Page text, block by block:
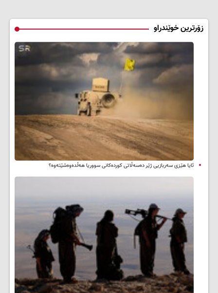
زۆرترین خوێندراو
ئایا هێزی سەربازیی ژێر دەسەڵاتی کوردەکانی سووریا هەڵدەوەشێتەوە؟